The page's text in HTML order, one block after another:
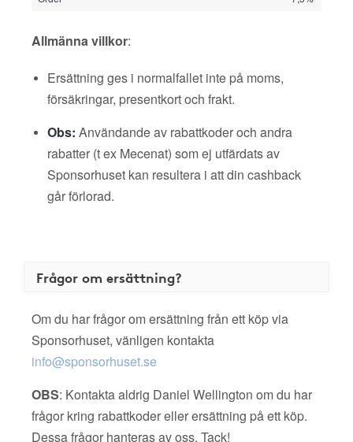
Allmänna villkor:
Ersättning ges i normalfallet inte på moms,
försäkringar, presentkort och frakt.
Obs: Användande av rabattkoder och andra
rabatter (t ex Mecenat) som ej utfärdats av
Sponsorhuset kan resultera i att din cashback
går förlorad.
Frågor om ersättning?
Om du har frågor om ersättning från ett köp via
Sponsorhuset, vänligen kontakta
info@sponsorhuset.se
OBS: Kontakta aldrig Daniel Wellington om du har
frågor kring rabattkoder eller ersättning på ett köp.
Dessa frågor hanteras av oss. Tack!